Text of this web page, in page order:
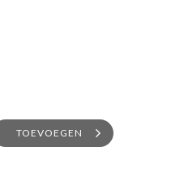
TOEVOEGEN